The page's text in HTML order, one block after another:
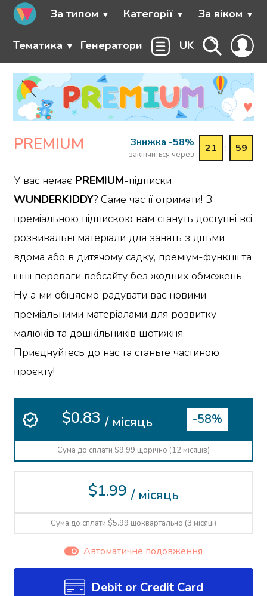
За типом Категорії За віком
Тематика Генератори UK
PREMIUM Знижка -58%
закінчиться через
21 : 59
У вас немає PREMIUM-підписки
WUNDERKIDDY? Саме час її отримати! З
преміальною підпискою вам стануть доступні всі
розвивальні матеріали для занять з дітьми
вдома або в дитячому садку, преміум-функції та
інші переваги вебсайту без жодних обмежень.
Ну а ми обіцяємо радувати вас новими
преміальними матеріалами для розвитку
малюків та дошкільників щотижня.
Приєднуйтесь до нас та станьте частиною
проєкту!
$0.83 / місяць -58%
Сума до сплати $9.99 щорічно (12 місяців)
$1.99 / місяць
Сума до сплати $5.99 щоквартально (3 місяці)
Автоматичне подовження
Debit or Credit Card